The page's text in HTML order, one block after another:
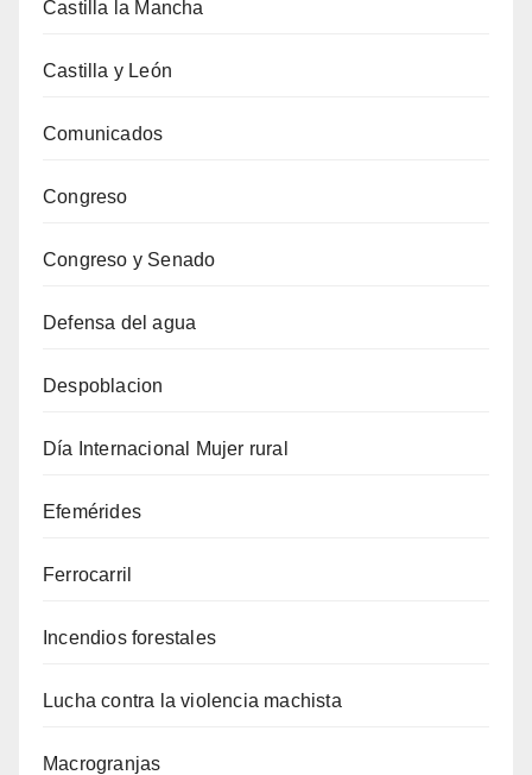
Castilla la Mancha
Castilla y León
Comunicados
Congreso
Congreso y Senado
Defensa del agua
Despoblacion
Día Internacional Mujer rural
Efemérides
Ferrocarril
Incendios forestales
Lucha contra la violencia machista
Macrogranjas